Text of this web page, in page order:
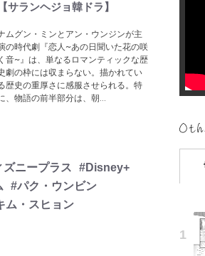
【サランヘジョ韓ドラ】
ムグン・ミンとアン・ウンジンが主
の時代劇『恋人~あの日聞いた花の咲
く音~』は、単なるロマンティックな歴
劇の枠には収まらない。描かれてい
歴史の重厚さに感服させられる。特
、物語の前半部分は、朝...
ズニープラス
#Disney+
#パク・ウンビン
ム・スヒョン